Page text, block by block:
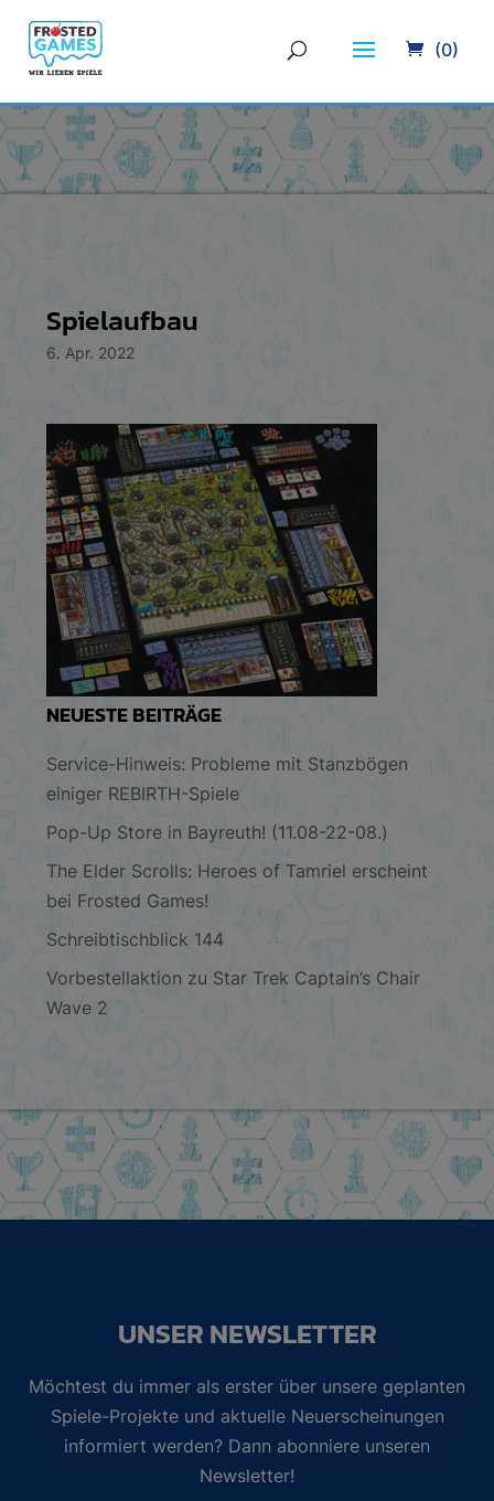
(0)
Spielaufbau
6. Apr. 2022
NEUESTE BEITRÄGE
Service-Hinweis: Probleme mit Stanzbögen
einiger REBIRTH-Spiele
Pop-Up Store in Bayreuth! (11.08-22-08.)
The Elder Scrolls: Heroes of Tamriel erscheint
bei Frosted Games!
Schreibtischblick 144
Vorbestellaktion zu Star Trek Captain’s Chair
Wave 2
UNSER NEWSLETTER
Möchtest du immer als erster über unsere geplanten
Spiele-Projekte und aktuelle Neuerscheinungen
informiert werden? Dann abonniere unseren
Newsletter!